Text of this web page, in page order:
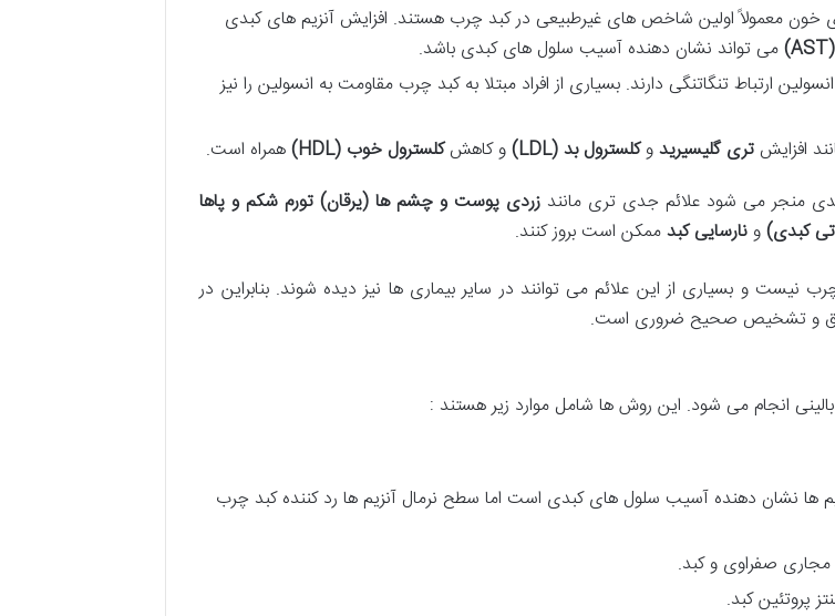
خون معمولاً اولین شاخص های غیرطبیعی در کبد چرب هستند. افزایش آنزیم های کبدی
می تواند نشان دهنده آسیب سلول های کبدی باشد.
ارتباط تنگاتنگی دارند. بسیاری از افراد مبتلا به کبد چرب مقاومت به انسولین را نیز
افزایشتری گلیسیریدوکلسترول بد(LDL) و کاهشکلسترول خوب (HDL)
همراه است.
زردی پوست و چشم ها (یرقان) تورم شکم و پاها
کبدی)ونارسایی کبدممکن است بروز کنند.
نیست و بسیاری از این علائم می توانند در سایر بیماری ها نیز دیده شوند. بنابراین در
دقیق و تشخیص صحیح ضروری است.
انجام می شود. این روش ها شامل موارد زیر هستند :
ها نشان دهنده آسیب سلول های کبدی است اما سطح نرمال آنزیم ها رد کننده کبد چرب
مجاری صفراوی و کبد.
پروتئین کبد.